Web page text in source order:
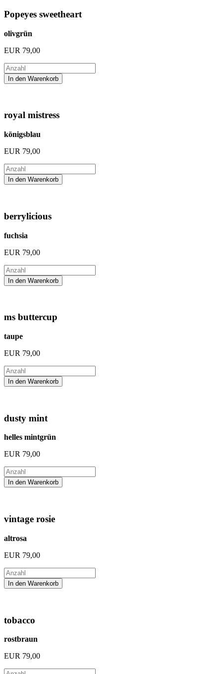
Popeyes sweetheart
olivgrün
EUR 79,00
royal mistress
königsblau
EUR 79,00
berrylicious
fuchsia
EUR 79,00
ms buttercup
taupe
EUR 79,00
dusty mint
helles mintgrün
EUR 79,00
vintage rosie
altrosa
EUR 79,00
tobacco
rostbraun
EUR 79,00